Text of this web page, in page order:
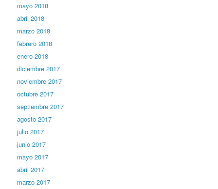
mayo 2018
abril 2018
marzo 2018
febrero 2018
enero 2018
diciembre 2017
noviembre 2017
octubre 2017
septiembre 2017
agosto 2017
julio 2017
junio 2017
mayo 2017
abril 2017
marzo 2017